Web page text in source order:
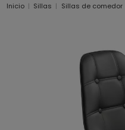
Inicio Sillas Sillas de comedor